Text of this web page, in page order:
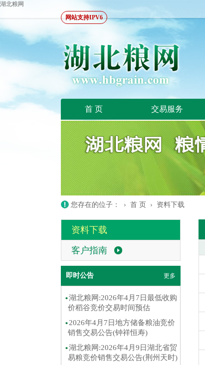
湖北粮网
网站支持IPV6
首 页 交易服务
您存在的位子： › 首 页 › 资料下载
资料下载
客户指南
即时公告 更多
湖北粮网:2026年4月7日最低收购
价稻谷竞价交易时间预估
2026年4月7日地方储备粮油竞价
销售交易公告(钟祥恒寿)
湖北粮网:2026年4月9日湖北省贸
易粮竞价销售交易公告(荆州天时)